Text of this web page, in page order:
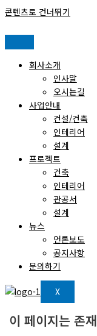
콘텐츠로 건너뛰기
회사소개
인사말
오시는길
사업안내
건설/건축
인테리어
설계
프로젝트
건축
인테리어
관공서
설계
뉴스
언론보도
공지사항
문의하기
X
이 페이지는 존